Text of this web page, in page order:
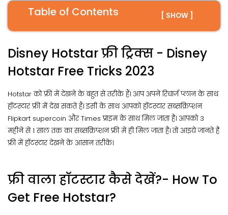
Table of Contents [ SHOW ]
Disney Hotstar फ्री ट्रिक्स - Disney
Hotstar Free Tricks 2023
Hotstar को फ्री में देखने के बहुत से तरीके हैं। आप अपने रिचार्ज प्लान के साथ
हॉटस्टार फ्री में देख सकते हैं। इसी के साथ आपको हॉटस्टार सब्सक्रिप्शन
Flipkart supercoin और Times प्राइम के साथ मिल जाता है। आपको 3
महीने से 1 साल तक का सब्सक्रिप्शन फ्री में ही मिल जाता है। तो आइये जानते है
फ्री में हॉटस्टार देखने के आसान तरीके।
फ्री वाला हॉटस्टार कैसे देखें?- How To
Get Free Hotstar?